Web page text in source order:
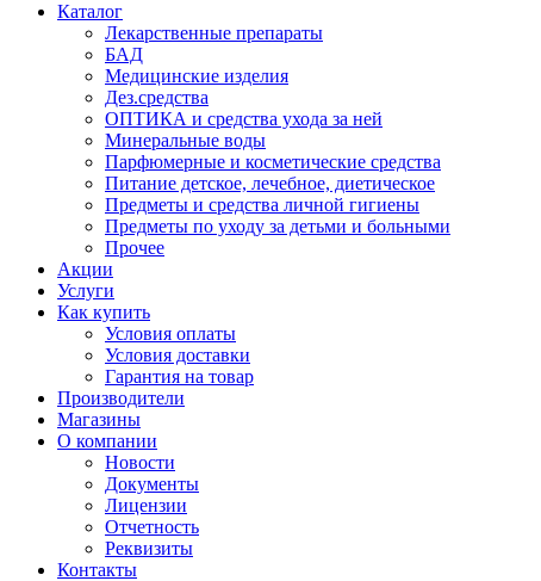
Каталог
Лекарственные препараты
БАД
Медицинские изделия
Дез.средства
ОПТИКА и средства ухода за ней
Минеральные воды
Парфюмерные и косметические средства
Питание детское, лечебное, диетическое
Предметы и средства личной гигиены
Предметы по уходу за детьми и больными
Прочее
Акции
Услуги
Как купить
Условия оплаты
Условия доставки
Гарантия на товар
Производители
Магазины
О компании
Новости
Документы
Лицензии
Отчетность
Реквизиты
Контакты